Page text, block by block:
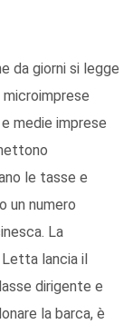
da giorni si legge
microimprese
medie imprese
le tasse e
un numero
La
lancia il
dirigente e
la barca, è